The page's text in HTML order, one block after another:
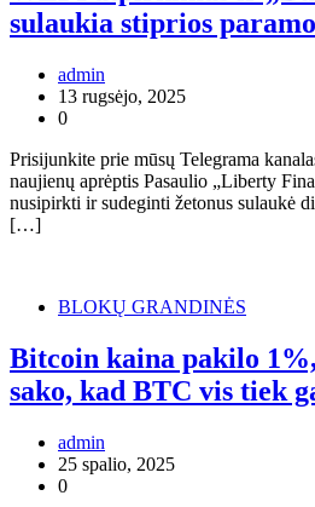
sulaukia stiprios
admin
13 rugsėjo, 2025
0
Prisijunkite prie mūsų Telegrama
naujienų aprėptis Pasaulio „Liberty
nusipirkti ir sudeginti žetonus sulaukė
[…]
BLOKŲ GRANDINĖS
Bitcoin kaina pakilo 1%,
sako, kad BTC vis tiek
admin
25 spalio, 2025
0